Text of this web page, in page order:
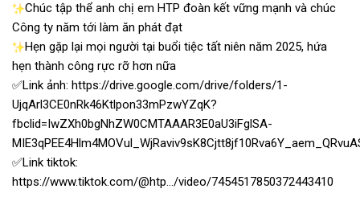
Chúc tập thể anh chị em HTP đoàn kết vững mạnh và chúc
Công ty năm tới làm ăn phát đạt
Hẹn gặp lại mọi người tại buổi tiệc tất niên năm 2025, hứa
hẹn thành công rực rỡ hơn nữa
✅Link ảnh: https://drive.google.com/drive/folders/1-
UjqArl3CE0nRk46Ktlpon33mPzwYZqK?
fbclid=IwZXh0bgNhZW0CMTAAAR3E0aU3iFglSA-
✅Link tiktok:
https://www.tiktok.com/@htp…/video/7454517850372443410